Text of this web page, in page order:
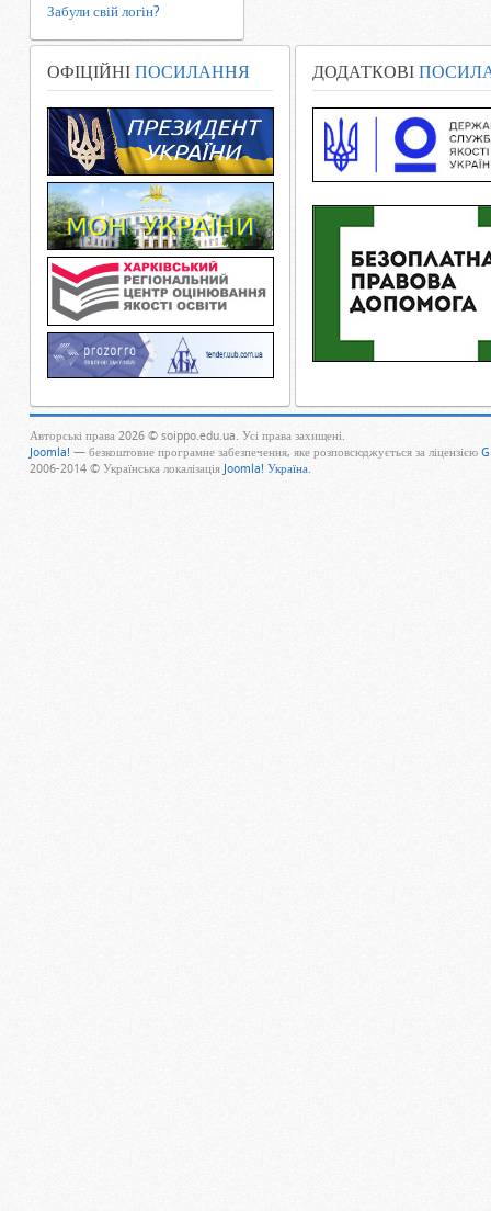
Забули свій логін?
ОФІЦІЙНІ ПОСИЛАННЯ ДОДАТКОВІ
Авторські права 2026 © soippo.edu.ua. Усі права захищені.
Joomla! — безкоштовне програмне забезпечення, яке розповсюджується за ліцензією
2006-2014 © Українська локалізація Joomla! Україна.